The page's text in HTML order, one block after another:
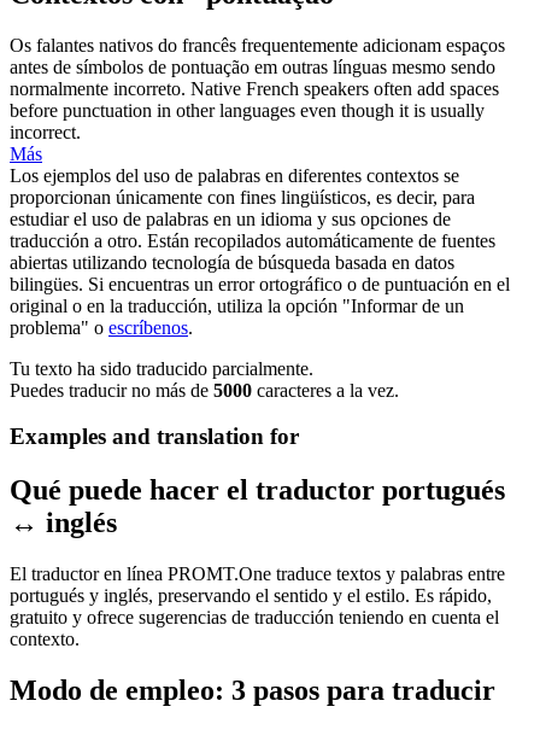
Os falantes nativos do francês frequentemente adicionam espaços
antes de símbolos de pontuação em outras línguas mesmo sendo
normalmente incorreto. Native French speakers often add spaces
before punctuation in other languages even though it is usually
incorrect.
Más
Los ejemplos del uso de palabras en diferentes contextos se
proporcionan únicamente con fines lingüísticos, es decir, para
estudiar el uso de palabras en un idioma y sus opciones de
traducción a otro. Están recopilados automáticamente de fuentes
abiertas utilizando tecnología de búsqueda basada en datos
bilingües. Si encuentras un error ortográfico o de puntuación en el
original o en la traducción, utiliza la opción "Informar de un
problema" o escríbenos.
Tu texto ha sido traducido parcialmente.
Puedes traducir no más de 5000 caracteres a la vez.
Examples and translation for
Qué puede hacer el traductor portugués
↔ inglés
El traductor en línea PROMT.One traduce textos y palabras entre
portugués y inglés, preservando el sentido y el estilo. Es rápido,
gratuito y ofrece sugerencias de traducción teniendo en cuenta el
contexto.
Modo de empleo: 3 pasos para traducir